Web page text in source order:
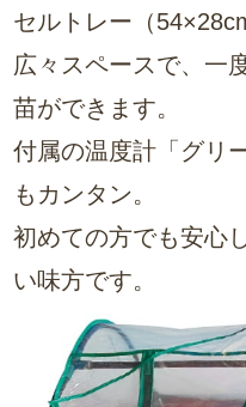
セルトレー（
広々スペースで、一
苗ができます。
付属の温度計「グリ
もカンタン。
初めての方でも安心
い味方です。